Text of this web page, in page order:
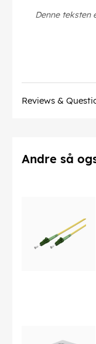
Denne teksten
Reviews &
Andre så